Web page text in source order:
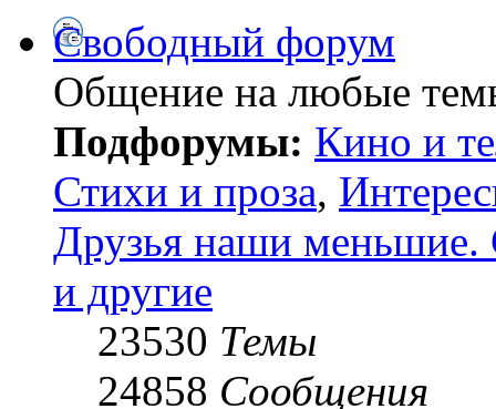
Свободный форум
Общение на любые
Подфорумы: Кино и
Стихи и проза,
Друзья наши меньшие.
и другие
23530 Темы
24858 Сообщения